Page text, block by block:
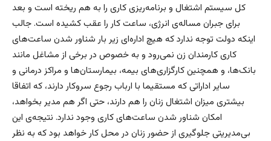
کل سیستم اشتغال و برنامه‌ریزی کاری را به هم ریخته است و بعد
برای جبران مساله‌ی انرژی، ساعت کار را عقب کشیده است. جالب
اینکه دولت توجه ندارد که هیچ اداره‌ای زیر بار شناور شدن ساعت‌های
کاری کارمندان زن نمی‌رود و به خصوص در برخی از مشاغل مانند
بانک‌ها، و همچنین کارگزاری‌های بیمه، بیمارستان‌ها و مراکز درمانی و
سایر اداراتی که مستقیما با ارباب رجوع سروکار دارند، که اتفاقا
بیشتری میزان اشتغال زنان را هم دارند، حتی اگر هم مدیر بخواهد،
امکان شناور شدن ساعت‌های کاری وجود ندارد. نتیجه‌ی این
بی‌مدیریتی جلوگیری از حضور زنان در محل کار خواهد بود که به نظر